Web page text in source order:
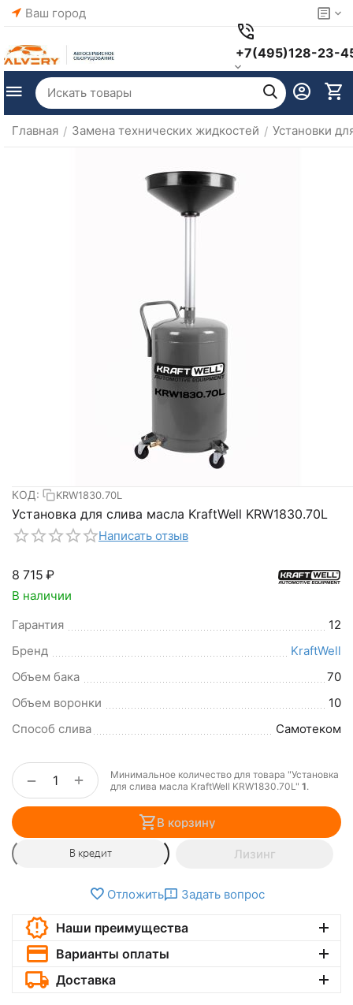
Ваш город
+7(495)128-23-
Главная / Замена технических жидкостей / Установки
КОД: KRW1830.70L
Установка для слива масла KraftWell KRW1830.70L
Написать отзыв
8 715 ₽
В наличии
Гарантия
12
Бренд
KraftWell
Объем бака
70
Объем воронки
10
Способ слива
Самотеком
+
−
Минимальное количество для товара "Установка
для слива масла KraftWell KRW1830.70L" 1.
В корзину
В кредит Лизинг
Отложить Задать вопрос
Наши преимущества
Варианты оплаты
Доставка